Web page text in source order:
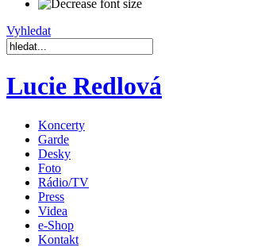
Vyhledat
Lucie Redlová
Koncerty
Garde
Desky
Foto
Rádio/TV
Press
Videa
e-Shop
Kontakt